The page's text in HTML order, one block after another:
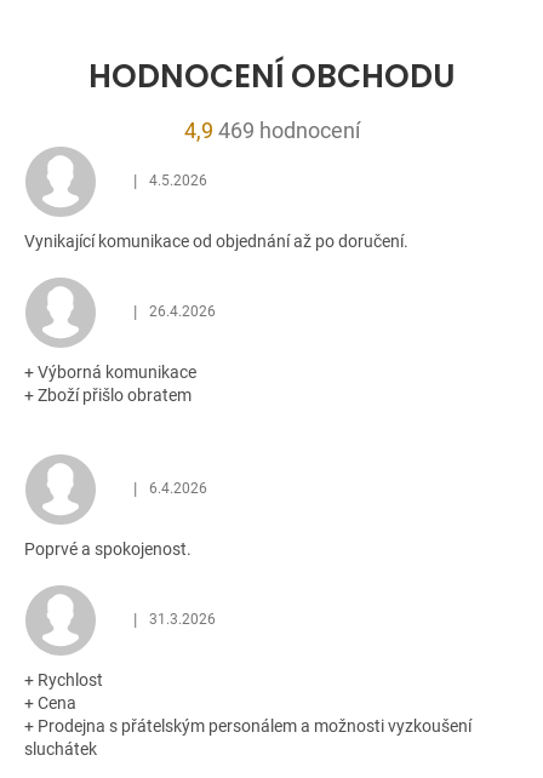
HODNOCENÍ OBCHODU
4,9 Průměrné
4,9
469 hodnocení
Hodnocení obchodu je 5 z 5 hvězdiček.
| 4.5.2026
Vynikající komunikace od objednání až po doručení.
Hodnocení obchodu je 5 z 5 hvězdiček.
| 26.4.2026
+ Výborná komunikace
+ Zboží přišlo obratem
Hodnocení obchodu je 5 z 5 hvězdiček.
| 6.4.2026
Poprvé a spokojenost.
Hodnocení obchodu je 5 z 5 hvězdiček.
| 31.3.2026
+ Rychlost
+ Cena
+ Prodejna s přátelským personálem a možnosti vyzkoušení
sluchátek